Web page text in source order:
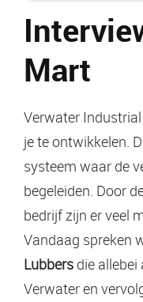
Mart
Verwater
je te ontwikkelen.
systeem waar de
begeleiden. Door
bedrijf zijn er veel
Vandaag spreken
Lubbers die allebei
Verwater en